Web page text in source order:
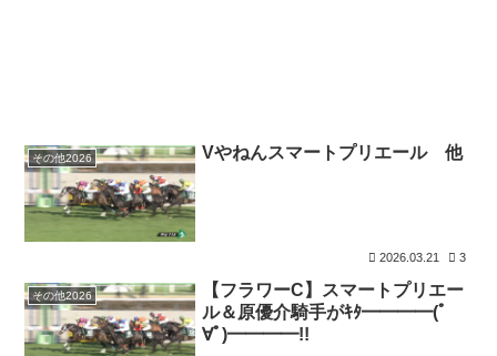
その他2026 Vやねんスマートプリエール 他
2026.03.21 3
その他2026
【フラワーC】スマートプリエー
ル＆原優介騎手がｷﾀ━━━━(ﾟ
∀ﾟ)━━━━!!